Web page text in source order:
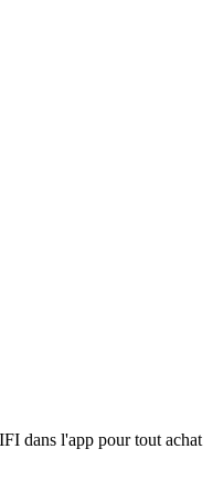
dans l'app pour tout achat